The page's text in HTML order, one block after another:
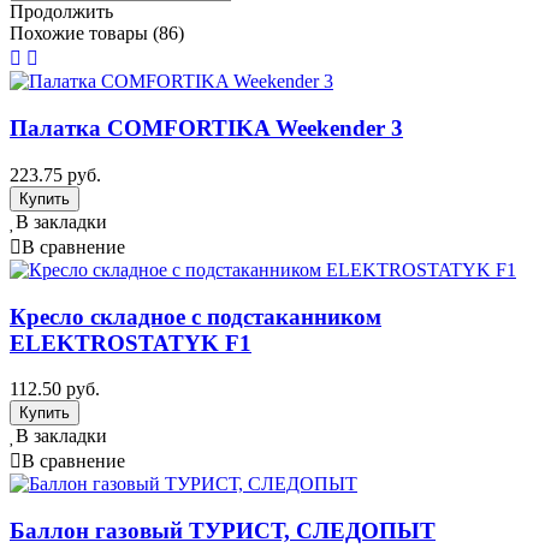
Продолжить
Похожие товары (86)
Палатка COMFORTIKA Weekender 3
223.75 руб.
В закладки
В сравнение
Кресло складное c подстаканником
ELEKTROSTATYK F1
112.50 руб.
В закладки
В сравнение
Баллон газовый ТУРИСТ, СЛЕДОПЫТ